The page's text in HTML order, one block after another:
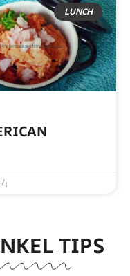
LUNCH
TIPS